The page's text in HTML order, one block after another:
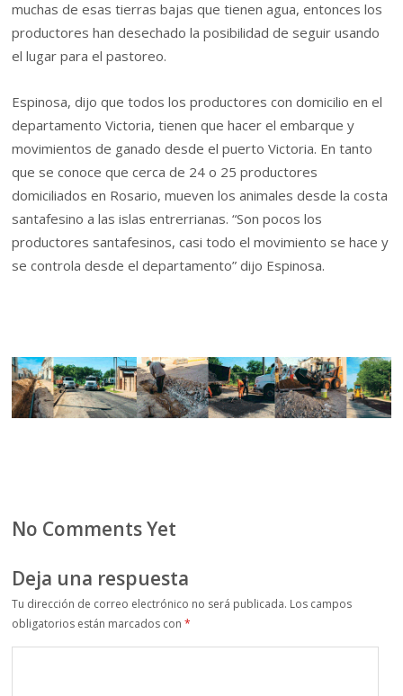
muchas de esas tierras bajas que tienen agua, entonces los
productores han desechado la posibilidad de seguir usando
el lugar para el pastoreo.
Espinosa, dijo que todos los productores con domicilio en el
departamento Victoria, tienen que hacer el embarque y
movimientos de ganado desde el puerto Victoria. En tanto
que se conoce que cerca de 24 o 25 productores
domiciliados en Rosario, mueven los animales desde la costa
santafesino a las islas entrerrianas. “Son pocos los
productores santafesinos, casi todo el movimiento se hace y
se controla desde el departamento” dijo Espinosa.
No Comments Yet
Deja una respuesta
Tu dirección de correo electrónico no será publicada. Los campos
obligatorios están marcados con*